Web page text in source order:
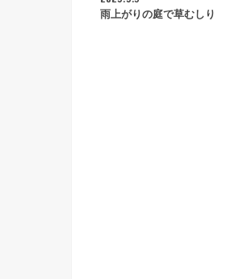
雨上がりの庭で草むしり